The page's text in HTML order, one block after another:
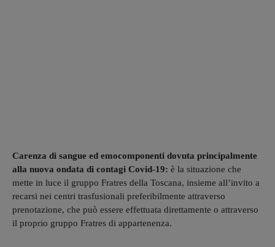
Carenza di sangue ed emocomponenti dovuta principalmente
alla nuova ondata di contagi Covid-19: è la situazione che
mette in luce il gruppo Fratres della Toscana, insieme all’invito a
recarsi nei centri trasfusionali preferibilmente attraverso
prenotazione, che può essere effettuata direttamente o attraverso
il proprio gruppo Fratres di appartenenza.